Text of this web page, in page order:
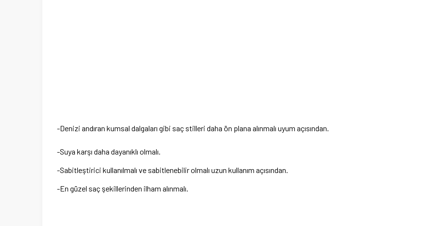
-Denizi andıran kumsal dalgaları gibi saç stilleri daha ön plana alınmalı uyum açısından.
-Suya karşı daha dayanıklı olmalı.
-Sabitleştirici kullanılmalı ve sabitlenebilir olmalı uzun kullanım açısından.
-En güzel saç şekillerinden ilham alınmalı.